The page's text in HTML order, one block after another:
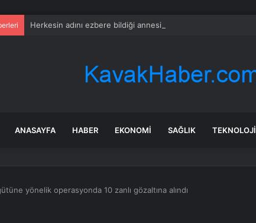
Herkesin adını ezbere bildiği annesine elindeki şortu giydirdi
ANASAYFA HABER EKONOMI SAĞLIK TEKNOLOJI
yönelik operasyonda 10 zanlı gözaltına alındı